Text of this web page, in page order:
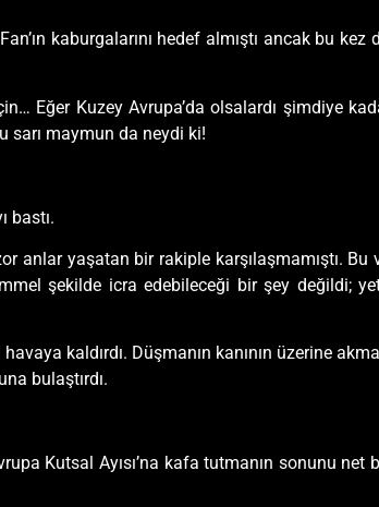
kaburgalarını hedef almıştı ancak bu
Eğer Kuzey Avrupa’da olsalardı şimdiye
sarı maymun da neydi ki!
bastı.
anlar yaşatan bir rakiple karşılaşmamıştı.
şekilde icra edebileceği bir şey değildi;
kaldırdı. Düşmanın kanının üzerine
bulaştırdı.
Kutsal Ayısı’na kafa tutmanın sonunu